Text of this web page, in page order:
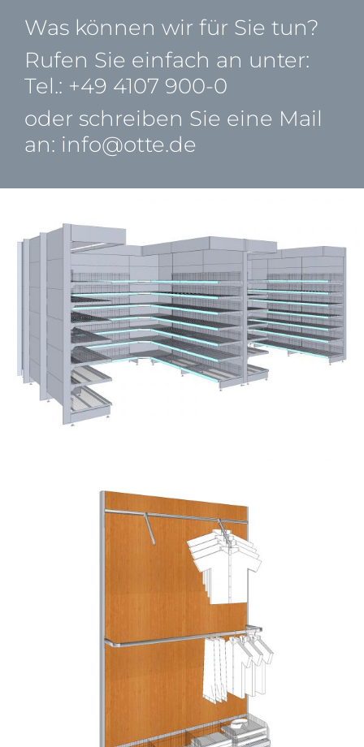
Was können wir für Sie tun?
Rufen Sie einfach an unter:
Tel.: +49 4107 900-0
oder schreiben Sie eine Mail
an: info@otte.de